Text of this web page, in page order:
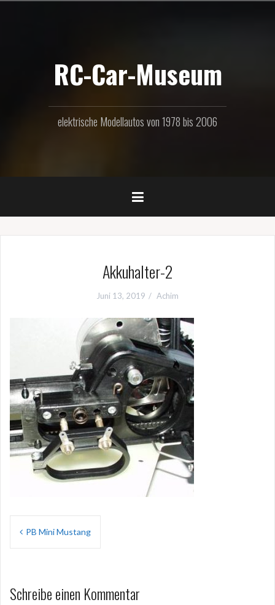
RC-Car-Museum
elektrische Modellautos von 1978 bis 2006
Akkuhalter-2
Juni 13, 2019 Achim
Beitragsnavigation
PB Mini Mustang
Schreibe einen Kommentar